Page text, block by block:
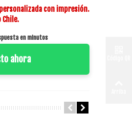
con impresión.
Chile.
en minutos
ahora